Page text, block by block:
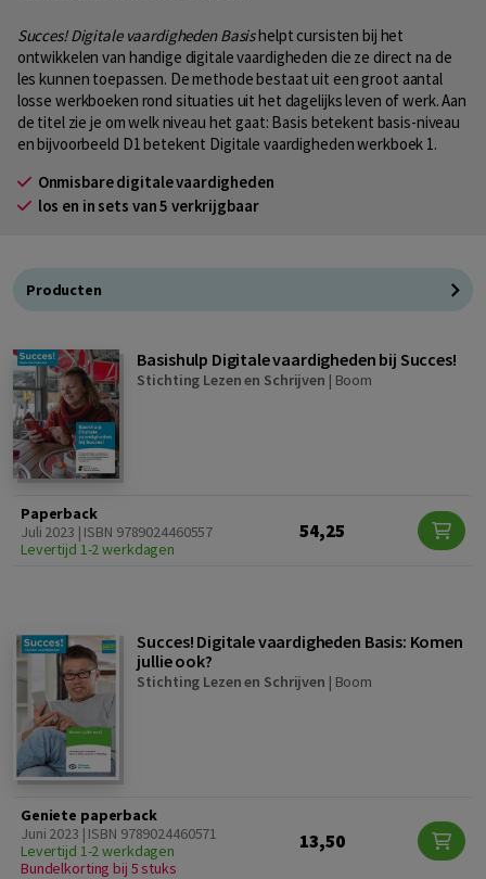
Succes! Digitale vaardigheden Basishelpt cursisten bij het
ontwikkelen van handige digitale vaardigheden die ze direct na de
les kunnen toepassen. De methode bestaat uit een groot aantal
losse werkboeken rond situaties uit het dagelijks leven of werk. Aan
de titel zie je om welk niveau het gaat: Basis betekent basis-niveau
en bijvoorbeeld D1 betekent Digitale vaardigheden werkboek 1.
Onmisbare digitale vaardigheden
los en in sets van 5 verkrijgbaar
Producten
Basishulp Digitale vaardigheden bij Succes!
Stichting Lezen en Schrijven | Boom
Paperback
Juli 2023 | ISBN 9789024460557
Levertijd 1-2 werkdagen
54,25
Succes! Digitale vaardigheden Basis: Komen
jullie ook?
Stichting Lezen en Schrijven | Boom
Geniete paperback
Juni 2023 | ISBN 9789024460571
Levertijd 1-2 werkdagen
Bundelkorting bij 5 stuks
13,50